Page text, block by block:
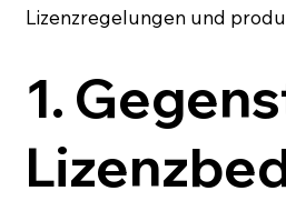
Lizenzregelungen und
1.